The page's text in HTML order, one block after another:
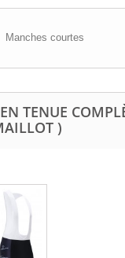
Manches courtes
TENUE
)